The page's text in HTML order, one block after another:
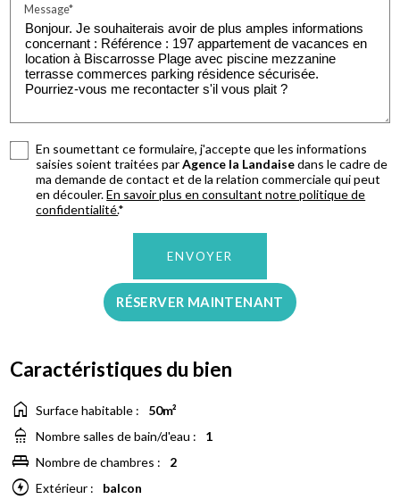
Message*
En soumettant ce formulaire, j'accepte que les informations
saisies soient traitées parAgence la Landaisedans le cadre de
ma demande de contact et de la relation commerciale qui peut
en découler.En savoir plus en consultant notre politique de
confidentialité.*
RÉSERVER MAINTENANT
Caractéristiques du bien
home Surface habitable : 50m²
shower Nombre salles de bain/d'eau : 1
king_bed Nombre de chambres : 2
offline_bolt Extérieur : balcon